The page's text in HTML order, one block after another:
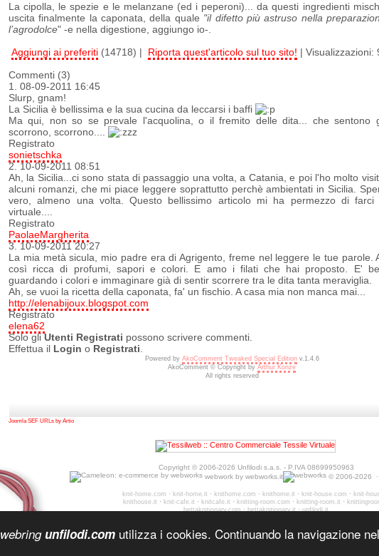
webring unfilodi.com utilizza i cookies. Continuando la navigazione
La cipolla, le spezie e le melanzane (ed i peperoni)... da questi ingredienti
uscita finalmente la caponata, della quale "il difetto più astruso nella
l’agrodolce" -e nella digestione, aggiungo io-.
Aggiungi ai preferiti (14718) | Riporta quest'articolo sul tuo sito! | Visualizzazioni:
Commenti (3)
1. 08-09-2011 16:45
Slurp, gnam!
La Sicilia è bellissima e la sua cucina da leccarsi i baffi
Ma qui, non so se prevale l'acquolina, o il fremito delle dita... che sentono
scorrono, scorrono....
Registrato
sonietschka
2.10-09-2011 08:51
Ah, la Sicilia...ci sono stata di passaggio una volta, a Catania, e poi l'ho molto
alcuni romanzi, che mi piace leggere soprattutto perchè ambientati in Sicilia.
vero, almeno una volta. Questo bellissimo articolo mi ha permezzo di
virtuale....
Registrato
PaolaeMargherita
3.10-09-2011 20:27
La mia metà sicula, mio padre era di Agrigento, freme nel leggere le tue parole.
così ricca di profumi, sapori e colori. E amo i filati che hai proposto. E'
guardando i colori e immaginare già di sentir scorrere tra le dita tanta meraviglia.
Ah, se vuoi la ricetta della caponata, fa' un fischio. A casa mia non manca mai...
http://elenabijoux.blogspot.com
Registrato
elena62
Solo gliUtenti Registrati possono scrivere commenti.
Effettua il Login o Registrati
Powered by AkoComment Tweaked Special Editionv.1.4.6
AkoComment © Copyright by Arthur Konze
All rights reserved
Joomla SEF URLs by Artio
Copyright © 2006-2026 Unfilodi s.a.s. - P.IVA 08699950963
webwork by webworks.it © 2006-2026
knit-home.com · knit-home.it · knithome.com · knithome.it · knit-house.com · knit-
knithouse.it · knit-cafe.it · knitcafe.it · knitting-room.com · knitting-room.it ·
bettaknitionary.com · bettaknitionary.it · unfilodi.it